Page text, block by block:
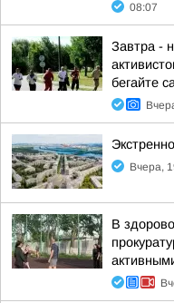
08:07
Завтра -
бегайте
Вчера,
В